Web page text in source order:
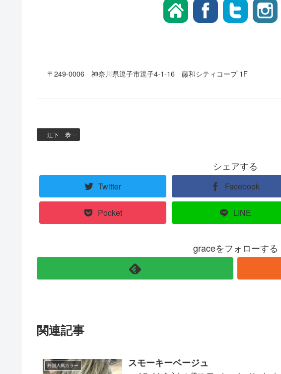
〒249-0006 神奈川県逗子市逗子4-1-16 藤和シティコープ 1F
江下 恭一
シェアする
Twitter Facebook
Pocket LINE
graceをフォローする
関連記事
外国人風カラー スモーキーベージュ